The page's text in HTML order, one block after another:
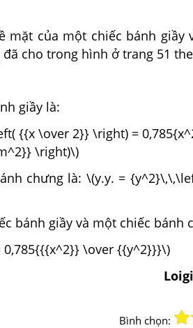
mặt của một chiếc bánh giầy
cho trong hình ở trang 51
giầy là:
{{x \over 2}} \right) =
\right)\)
chưng là: \(y.y. =
bánh giầy và một chiếc bánh
0,785{{{x^2}} \over {{y^2}}}\)
Bình chọn: